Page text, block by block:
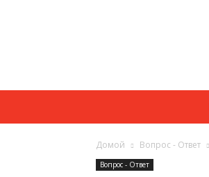
Домой Вопрос - Ответ
Вопрос - Ответ